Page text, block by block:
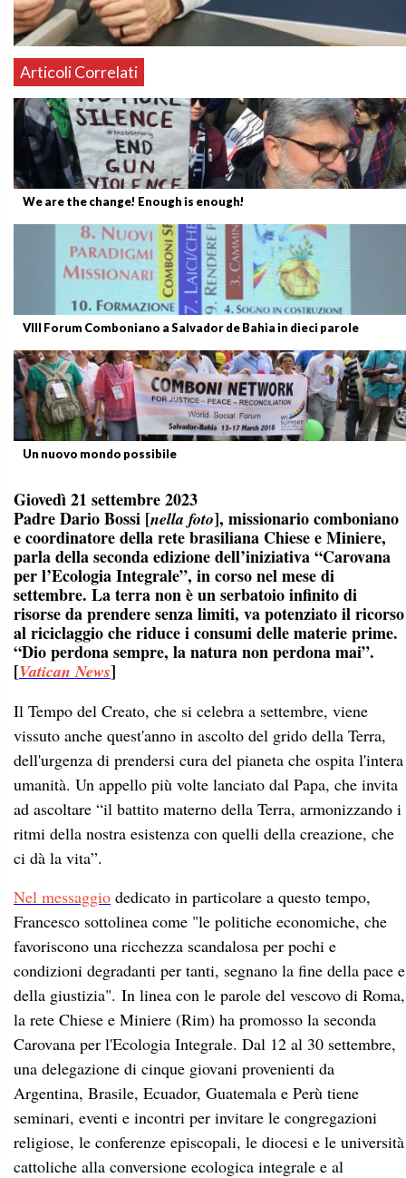
Articoli Correlati
We are the change! Enough is enough!
VIII Forum Comboniano a Salvador de Bahia in dieci parole
Un nuovo mondo possibile
Giovedì 21 settembre 2023
Padre Dario Bossi [nella foto], missionario comboniano
e coordinatore della rete brasiliana Chiese e Miniere,
parla della seconda edizione dell’iniziativa “Carovana
per l’Ecologia Integrale”, in corso nel mese di
settembre. La terra non è un serbatoio infinito di
risorse da prendere senza limiti, va potenziato il ricorso
al riciclaggio che riduce i consumi delle materie prime.
“Dio perdona sempre, la natura non perdona mai”.
[Vatican News]
Il Tempo del Creato, che si celebra a settembre, viene
vissuto anche quest'anno in ascolto del grido della Terra,
dell'urgenza di prendersi cura del pianeta che ospita l'intera
umanità. Un appello più volte lanciato dal Papa, che invita
ad ascoltare “il battito materno della Terra, armonizzando i
ritmi della nostra esistenza con quelli della creazione, che
ci dà la vita”.
Nel messaggio dedicato in particolare a questo tempo,
Francesco sottolinea come "le politiche economiche, che
favoriscono una ricchezza scandalosa per pochi e
condizioni degradanti per tanti, segnano la fine della pace e
della giustizia". In linea con le parole del vescovo di Roma,
la rete Chiese e Miniere (Rim) ha promosso la seconda
Carovana per l'Ecologia Integrale. Dal 12 al 30 settembre,
una delegazione di cinque giovani provenienti da
Argentina, Brasile, Ecuador, Guatemala e Perù tiene
seminari, eventi e incontri per invitare le congregazioni
religiose, le conferenze episcopali, le diocesi e le università
cattoliche alla conversione ecologica integrale e al